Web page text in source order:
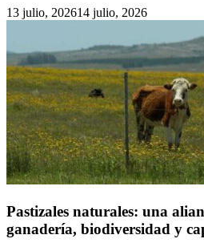
13 julio, 202614 julio, 2026
Pastizales naturales: una
ganadería, biodiversidad y